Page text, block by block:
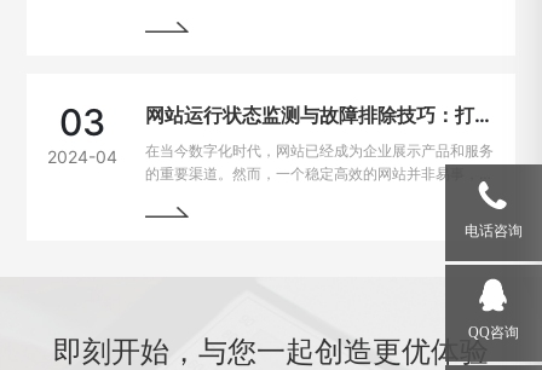
如何进行网站的持续优化与更新，以帮助您实现网站的
03
2024-04
网站运行状态监测与故障排除技巧：打造稳定高效的在线平台
在当今数字化时代，网站已经成为企业展示产品和服务
的重要渠道。然而，一个稳定高效的网站并非易事，因
为在运行过程中常常会遇到各种问题和故障。本文将介
绍一些运行状态监测与故障排除的技巧，帮助网站管理
即刻开始，与您一起创造更优体验
电话咨询
QQ咨询